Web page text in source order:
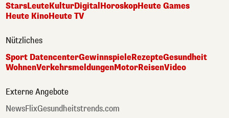
StarsLeuteKulturDigital HoroskopHeute Games
Heute KinoHeute TV
Nützliches
Sport DatencenterGewinnspieleRezepteGesundheit
WohnenVerkehrsmeldungenMotorReisenVideo
Externe Angebote
NewsFlixGesundheitstrends.com